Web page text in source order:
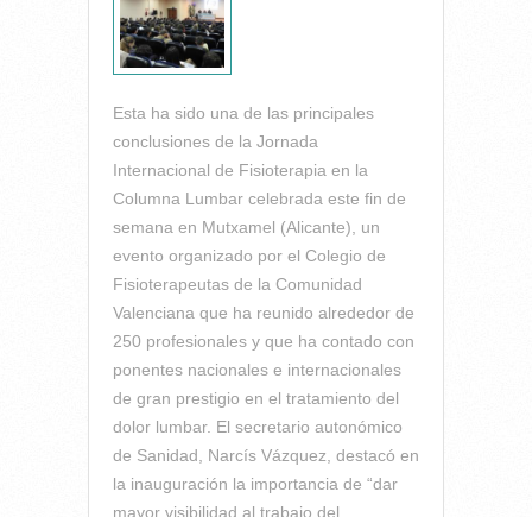
Esta ha sido una de las principales
conclusiones de la Jornada
Internacional de Fisioterapia en la
Columna Lumbar celebrada este fin de
semana en Mutxamel (Alicante), un
evento organizado por el Colegio de
Fisioterapeutas de la Comunidad
Valenciana que ha reunido alrededor de
250 profesionales y que ha contado con
ponentes nacionales e internacionales
de gran prestigio en el tratamiento del
dolor lumbar. El secretario autonómico
de Sanidad, Narcís Vázquez, destacó en
la inauguración la importancia de “dar
mayor visibilidad al trabajo del